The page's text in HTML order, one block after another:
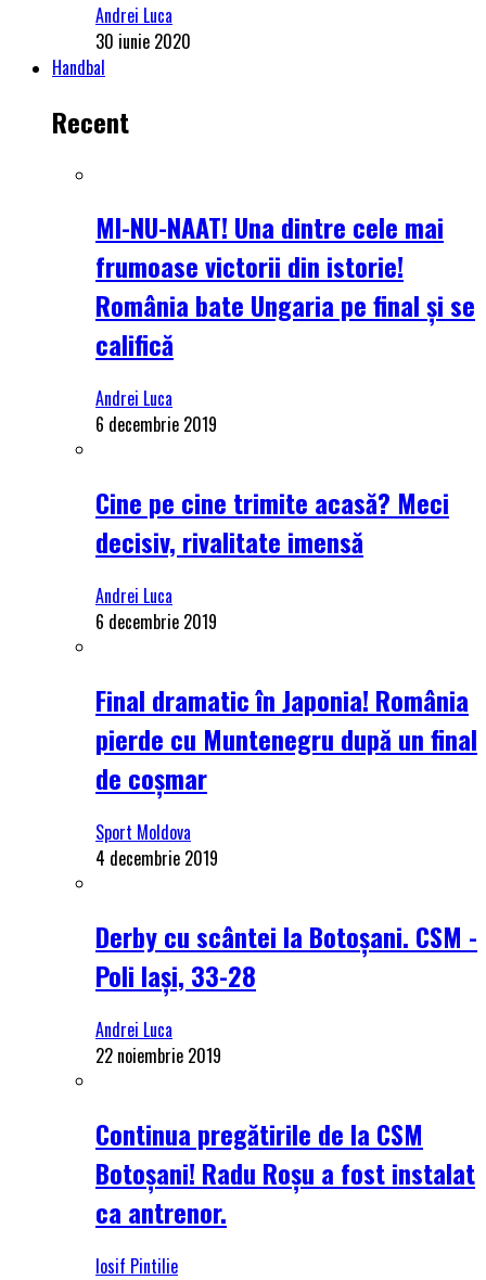
Andrei Luca
30 iunie 2020
Handbal
Recent
MI-NU-NAAT! Una dintre cele mai
frumoase victorii din istorie!
România bate Ungaria pe final și se
califică
Andrei Luca
6 decembrie 2019
Cine pe cine trimite acasă? Meci
decisiv, rivalitate imensă
Andrei Luca
6 decembrie 2019
Final dramatic în Japonia! România
pierde cu Muntenegru după un final
de coșmar
Sport Moldova
4 decembrie 2019
Derby cu scântei la Botoșani. CSM -
Poli Iași, 33-28
Andrei Luca
22 noiembrie 2019
Continua pregătirile de la CSM
Botoșani! Radu Roșu a fost instalat
ca antrenor.
Iosif Pintilie